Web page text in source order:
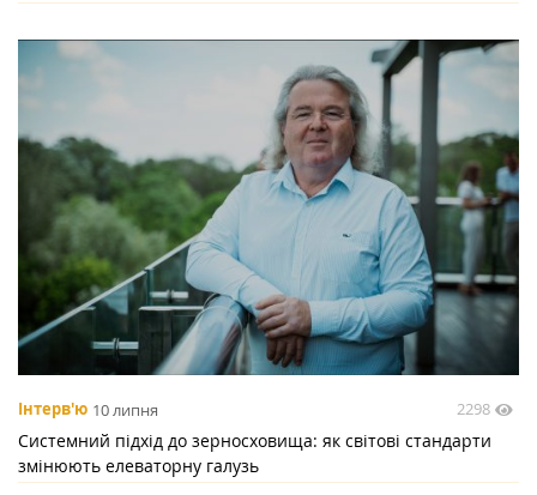
Інтерв'ю 10 липня 2298
Системний підхід до зерносховища: як світові стандарти
змінюють елеваторну галузь